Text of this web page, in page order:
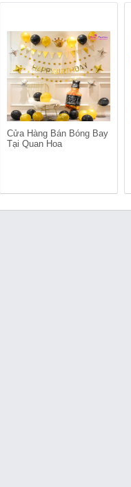
Cửa Hàng Bán Bóng Bay
Tại Quan Hoa